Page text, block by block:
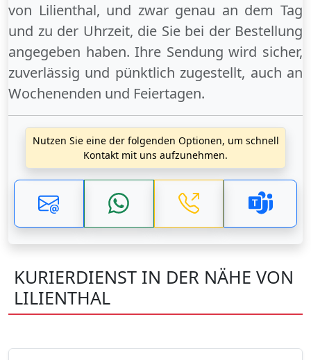
von Lilienthal, und zwar genau an dem Tag
und zu der Uhrzeit, die Sie bei der Bestellung
angegeben haben. Ihre Sendung wird sicher,
zuverlässig und pünktlich zugestellt, auch an
Wochenenden und Feiertagen.
Nutzen Sie eine der folgenden Optionen, um schnell
Kontakt mit uns aufzunehmen.
KURIERDIENST IN DER NÄHE VON
LILIENTHAL